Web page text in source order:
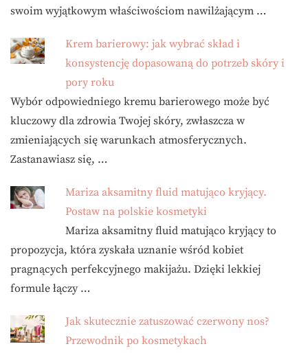
swoim wyjątkowym właściwościom nawilżającym …
Krem barierowy: jak wybrać skład i
konsystencję dopasowaną do potrzeb skóry i
pory roku
Wybór odpowiedniego kremu barierowego może być
kluczowy dla zdrowia Twojej skóry, zwłaszcza w
zmieniających się warunkach atmosferycznych.
Zastanawiasz się, …
Mariza aksamitny fluid matująco kryjący.
Postaw na polskie kosmetyki
Mariza aksamitny fluid matująco kryjący to
propozycja, która zyskała uznanie wśród kobiet
pragnących perfekcyjnego makijażu. Dzięki lekkiej
formule łączy …
Jak skutecznie zatuszować czerwony nos?
Przewodnik po kosmetykach